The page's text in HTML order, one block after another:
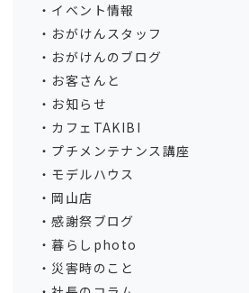
イベント情報
おがけんスタッフ
おがけんのブログ
お客さんと
お知らせ
カフェTAKIBI
プチメンテナンス講座
モデルハウス
岡山店
感謝祭ブログ
暮らしphoto
災害時のこと